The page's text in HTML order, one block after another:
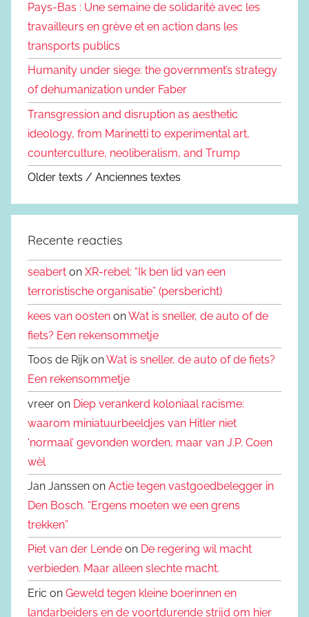
Pays-Bas : Une semaine de solidarité avec les
travailleurs en grève et en action dans les
transports publics
Humanity under siege: the government’s strategy
of dehumanization under Faber
Transgression and disruption as aesthetic
ideology, from Marinetti to experimental art,
counterculture, neoliberalism, and Trump
Older texts / Anciennes textes
Recente reacties
seabert on XR-rebel: “Ik ben lid van een
terroristische organisatie” (persbericht)
kees van oosten onWat is sneller, de auto of de
fiets? Een rekensommetje
Toos de Rijk onWat is sneller, de auto of de fiets?
Een rekensommetje
vreer on Diep verankerd koloniaal racisme:
waarom miniatuurbeeldjes van Hitler niet
‘normaal’ gevonden worden, maar van J.P. Coen
wèl
Jan Janssen on Actie tegen vastgoedbelegger in
Den Bosch. “Ergens moeten we een grens
trekken”
Piet van der Lende on De regering wil macht
verbieden. Maar alleen slechte macht.
Eric on Geweld tegen kleine boerinnen en
landarbeiders en de voortdurende strijd om hier